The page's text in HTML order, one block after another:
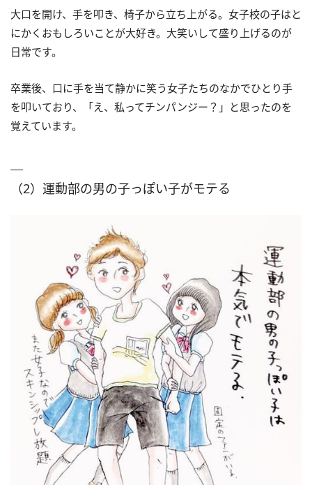
大口を開け、手を叩き、椅子から立ち上がる。女子校の子はと
にかくおもしろいことが大好き。大笑いして盛り上げるのが
日常です。
卒業後、口に手を当て静かに笑う女子たちのなかでひとり手
を叩いており、「え、私ってチンパンジー？」と思ったのを
覚えています。
（2）運動部の男の子っぽい子がモテる